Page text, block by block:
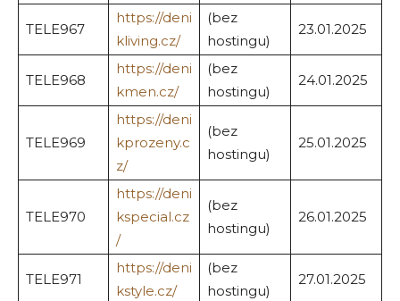
TELE967
https://deni
kliving.cz/
(bez
hostingu)
23.01.2025
TELE968
https://deni
kmen.cz/
(bez
hostingu)
24.01.2025
TELE969
https://deni
kprozeny.c
z/
(bez
hostingu)
25.01.2025
TELE970
https://deni
kspecial.cz
/
(bez
hostingu)
26.01.2025
TELE971
https://deni
kstyle.cz/
(bez
hostingu)
27.01.2025